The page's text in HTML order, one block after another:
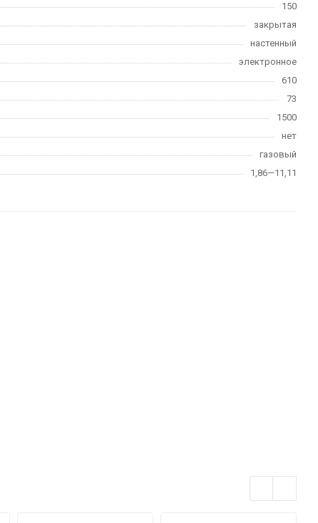
150
закрытая
настенный
электронное
610
73
1500
нет
газовый
1,86—11,11